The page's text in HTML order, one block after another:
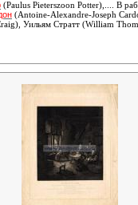
(Paulus Pieterszoon Potter),... . В
(Antoine-Alexandre-Joseph
Уильям Стратт (William